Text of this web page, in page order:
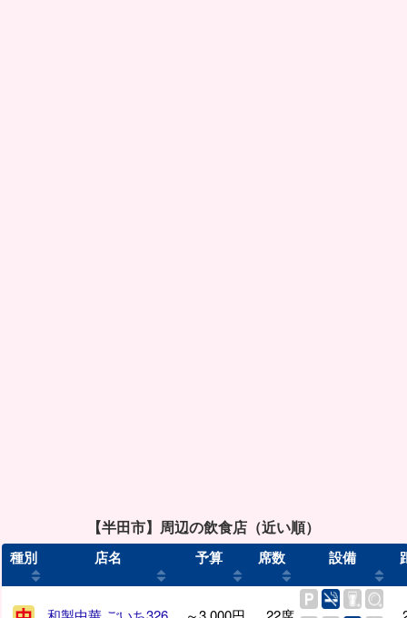
【半田市】周辺の飲食店（近い順）
種別 店名 予算 席数 設備